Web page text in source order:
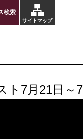
サイトマップ
検索
ト7月21日～